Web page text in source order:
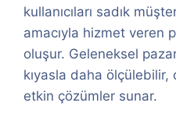
kullanıcıları sadık
amacıyla hizmet veren
oluşur. Geleneksel
kıyasla daha
etkin çözümler sunar.